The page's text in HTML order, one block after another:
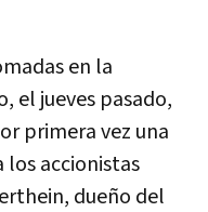
en la
el jueves pasado,
primera vez una
los accionistas
dueño del